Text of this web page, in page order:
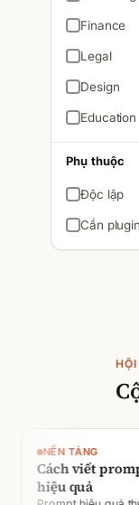
Finance
Legal
Design
Education
Phụ thuộc
Độc lập
Cần plugin
NỀN TẢNG
Cách viết prompt
hiệu quả